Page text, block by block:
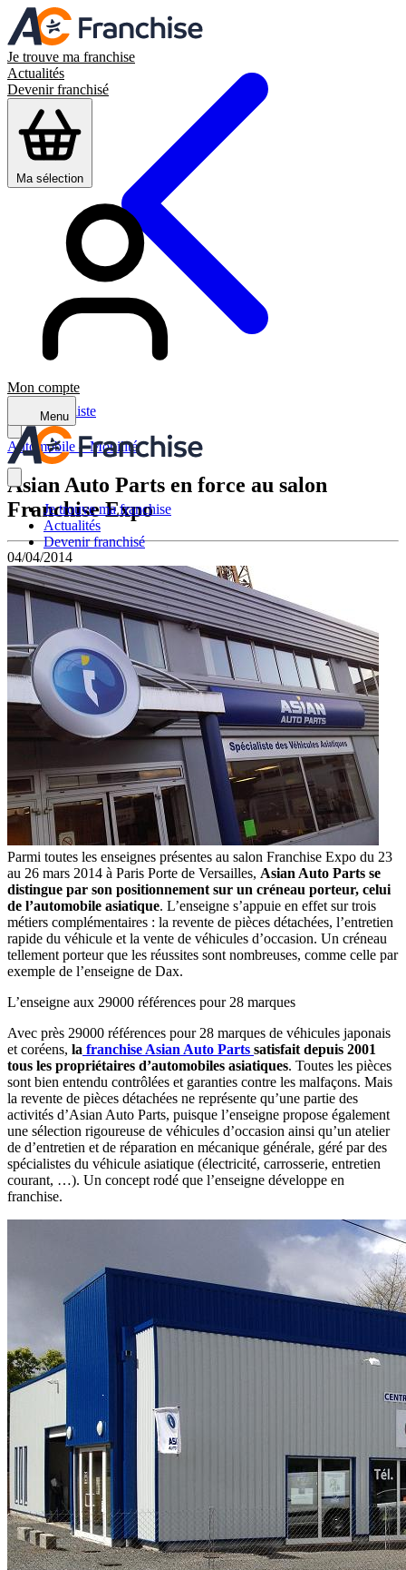
Je trouve ma franchise
Actualités
Devenir franchisé
Ma sélection
Mon compte
Menu
Je trouve ma franchise
Actualités
Devenir franchisé
Retour à la liste
Automobile – Mobilité
Asian Auto Parts en force au salon
Franchise Expo
04/04/2014
Parmi toutes les enseignes présentes au salon Franchise Expo du 23
au 26 mars 2014 à Paris Porte de Versailles, Asian Auto Parts se
distingue par son positionnement sur un créneau porteur, celui
de l’automobile asiatique. L’enseigne s’appuie en effet sur trois
métiers complémentaires : la revente de pièces détachées, l’entretien
rapide du véhicule et la vente de véhicules d’occasion. Un créneau
tellement porteur que les réussites sont nombreuses, comme celle par
exemple de l’enseigne de Dax.
L’enseigne aux 29000 références pour 28 marques
Avec près 29000 références pour 28 marques de véhicules japonais
et coréens, la franchise Asian Auto Parts satisfait depuis 2001
tous les propriétaires d’automobiles asiatiques. Toutes les pièces
sont bien entendu contrôlées et garanties contre les malfaçons. Mais
la revente de pièces détachées ne représente qu’une partie des
activités d’Asian Auto Parts, puisque l’enseigne propose également
une sélection rigoureuse de véhicules d’occasion ainsi qu’un atelier
de d’entretien et de réparation en mécanique générale, géré par des
spécialistes du véhicule asiatique (électricité, carrosserie, entretien
courant, …). Un concept rodé que l’enseigne développe en
franchise.